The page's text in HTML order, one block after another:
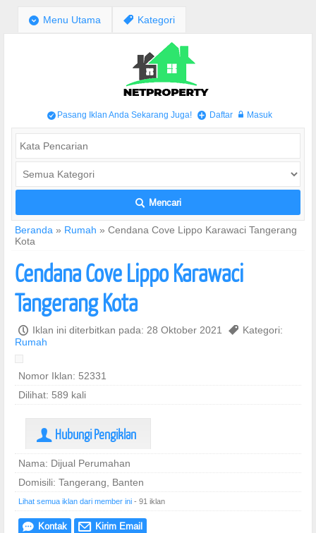
; Menu Utama , Kategori
/ Pasang Iklan Anda Sekarang Juga! + Daftar w Masuk
L Mencari
Beranda » Rumah » Cendana Cove Lippo Karawaci Tangerang
Kota
Cendana Cove Lippo Karawaci
Tangerang Kota
P Iklan ini diterbitkan pada: 28 Oktober 2021 , Kategori:
Rumah
Nomor Iklan: 52331
Dilihat: 589 kali
U Hubungi Pengiklan
Nama: Dijual Perumahan
Domisili: Tangerang, Banten
Lihat semua iklan dari member ini - 91 iklan
e Kontak @ Kirim Email